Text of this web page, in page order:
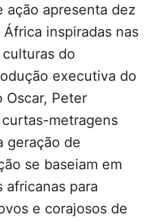
apresenta dez
inspiradas nas
do
executiva do
Oscar, Peter
metragens
geração de
se baseiam em
africanas para
e corajosos de